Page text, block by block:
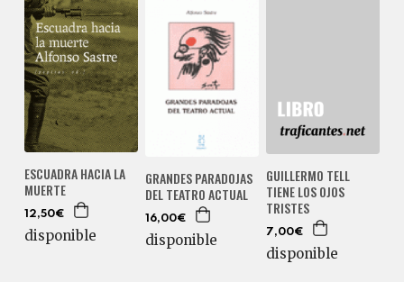
ESCUADRA HACIA LA
MUERTE
12,50€
disponible
GRANDES PARADOJAS
DEL TEATRO ACTUAL
16,00€
disponible
GUILLERMO TELL
TIENE LOS OJOS
TRISTES
7,00€
disponible